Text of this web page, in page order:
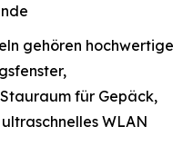
gehören hochwertige
für Gepäck,
WLAN